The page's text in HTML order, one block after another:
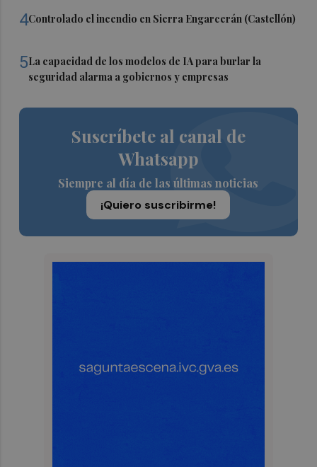
4Controlado el incendio en Sierra Engarcerán (Castellón)
5La capacidad de los modelos de IA para burlar la
seguridad alarma a gobiernos y empresas
Suscríbete al canal de
Whatsapp
Siempre al día de las últimas noticias
¡Quiero suscribirme!